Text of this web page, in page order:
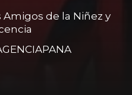
de la Niñez y